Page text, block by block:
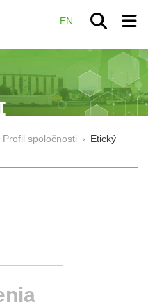
EN
Profil spoločnosti › Etický